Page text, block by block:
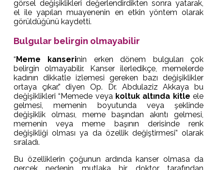
görsel değişiklikleri değerlendirdikten sonra yatarak,
el ile yapılan muayenenin en etkin yöntem olarak
görüldüğünü kaydetti.
Bulgular belirgin olmayabilir
“ Meme kanserinin erken dönem bulguları çok
belirgin olmayabilir. Kanser ilerledikçe, memelerde
kadının dikkatle izlemesi gereken bazı değişiklikler
ortaya çıkar.” diyen Op. Dr. Abdulaziz Akkaya bu
değişiklikleri “Memede veya koltuk altında kitle ele
gelmesi, memenin boyutunda veya şeklinde
değişiklik olması, meme başından akıntı gelmesi,
memenin veya meme başının derisinde renk
değişikliği olması ya da özellik değiştirmesi” olarak
sıraladı.
Bu özelliklerin çoğunun ardında kanser olmasa da